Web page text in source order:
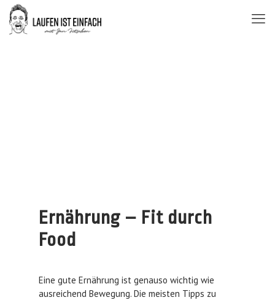
Ernährung – Fit durch
Food
Eine gute Ernährung ist genauso wichtig wie
ausreichend Bewegung. Die meisten Tipps zu